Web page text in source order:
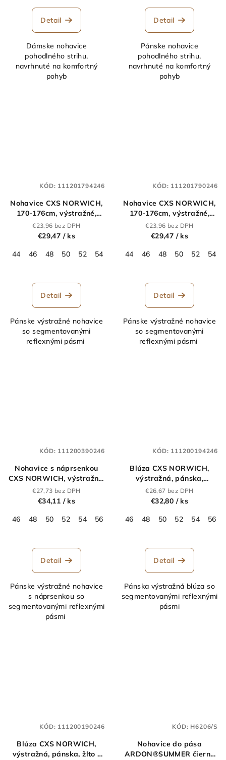
Detail
Dámske nohavice
pohodlného strihu,
navrhnuté na komfortný
pohyb
Detail
Pánske nohavice
pohodlného strihu,
navrhnuté na komfortný
pohyb
Nohavice CXS NORWICH,
170-176cm, výstražné,
pánske, oranžovo-modré
€23,96 bez DPH
€29,47 / ks
44
46 48 50 52 54 58 60 62 64
Detail
Pánske výstražné nohavice
so segmentovanými
reflexnými pásmi
KÓD: 111201794246
Nohavice CXS NORWICH,
170-176cm, výstražné,
pánske, žlto-modré
€23,96 bez DPH
€29,47 / ks
44
46 48 50 52 54
Detail
Pánske výstražné nohavice
so segmentovanými
reflexnými pásmi
KÓD: 111201790246
Nohavice s náprsenkou
CXS NORWICH, výstražné,
pánske, žlto - modré
€27,73 bez DPH
€34,11 / ks
46
48 50 52 54 56 60 62 64 66 68
Detail
Pánske výstražné nohavice
s náprsenkou so
segmentovanými reflexnými
pásmi
KÓD: 111200390246
Blúza CXS NORWICH,
výstražná, pánska,
oranžovo - modrá
€26,67 bez DPH
€32,80 / ks
46
48 50 52 54 56
Detail
Pánska výstražná blúza so
segmentovanými reflexnými
pásmi
KÓD: 111200194246
Blúza CXS NORWICH,
výstražná, pánska, žlto -
KÓD: 111200190246
Nohavice do pása
ARDON®SUMMER čierne
KÓD: H6206/S